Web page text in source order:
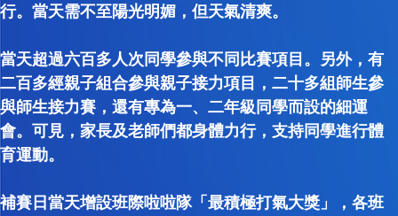
行。當天需不至陽光明媚，但天氣清爽。
當天超過六百多人次同學參與不同比賽項目。另外，有
二百多經親子組合參與親子接力項目，二十多組師生參
與師生接力賽，還有專為一、二年級同學而設的細運
會。可見，家長及老師們都身體力行，支持同學進行體
育運動。
補賽日當天增設班際啦啦隊「最積極打氣大獎」，各班